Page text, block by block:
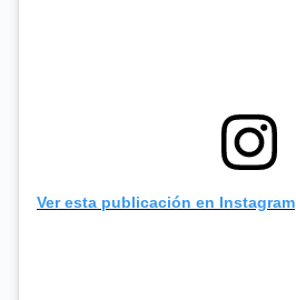
Ver esta publicación en Instagram